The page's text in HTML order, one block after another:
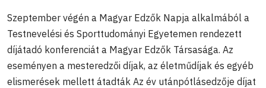
Szeptember végén a Magyar Edzők Napja alkalmából a
Testnevelési és Sporttudományi Egyetemen rendezett
díjátadó konferenciát a Magyar Edzők Társasága. Az
eseményen a mesteredzői díjak, az életműdíjak és egyéb
elismerések mellett átadták Az év utánpótlásedzője díjat